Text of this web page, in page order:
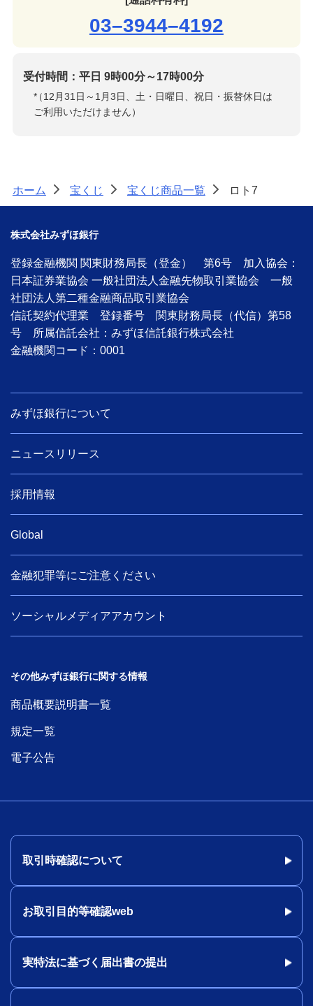
03–3944–4192
受付時間：平日 9時00分～17時00分
*
（12月31日～1月3日、土・日曜日、祝日・振替休日は
ご利用いただけません）
ホーム > 宝くじ > 宝くじ商品一覧 > ロト7
株式会社みずほ銀行
登録金融機関 関東財務局長（登金） 第6号 加入協会：
日本証券業協会 一般社団法人金融先物取引業協会 一般
社団法人第二種金融商品取引業協会
信託契約代理業 登録番号 関東財務局長（代信）第58
号 所属信託会社：みずほ信託銀行株式会社
金融機関コード：0001
みずほ銀行について
ニュースリリース
採用情報
Global
金融犯罪等にご注意ください
ソーシャルメディアアカウント
その他みずほ銀行に関する情報
商品概要説明書一覧
規定一覧
電子公告
取引時確認について
お取引目的等確認web
実特法に基づく届出書の提出